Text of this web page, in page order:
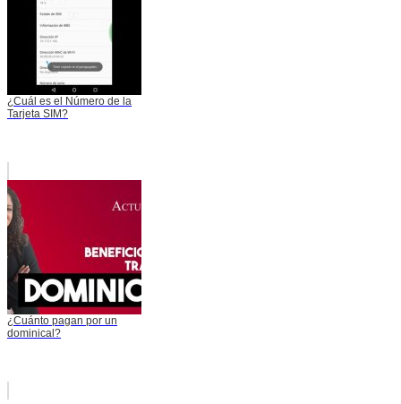
¿Cuál es el Número de la
Tarjeta SIM?
¿Cuánto pagan por un
dominical?